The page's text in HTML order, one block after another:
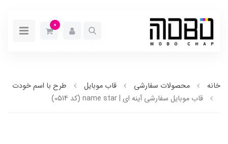
0
خانه محصولات سفارشی قاب موبایل
طرح با اسم خودت
قاب موبایل سفارشی آینه ای | name star (کد 0514)